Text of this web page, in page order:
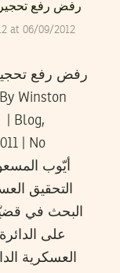
رفض رفع
at 06/09/2012
| Blog,
| No
البحث في
على
العسكرية